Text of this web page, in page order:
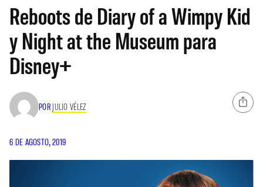
Reboots de Diary of a Wimpy Kid
y Night at the Museum para
Disney+
POR JULIO VÉLEZ
6 DE AGOSTO, 2019